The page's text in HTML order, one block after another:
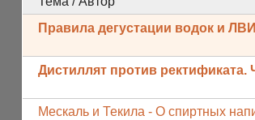
Правила дегустации водок и ЛВИ
Дистиллят против
Мескаль и Текила - О спиртных